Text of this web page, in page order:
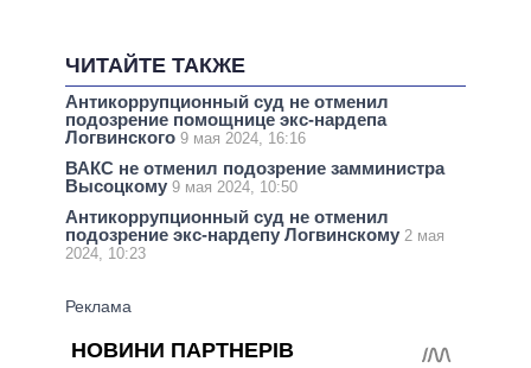
ЧИТАЙТЕ ТАКЖЕ
Антикоррупционный суд не отменил
подозрение помощнице экс-нардепа
Логвинского 9 мая 2024, 16:16
ВАКС не отменил подозрение замминистра
Высоцкому 9 мая 2024, 10:50
Антикоррупционный суд не отменил
подозрение экс-нардепу Логвинскому 2 мая
2024, 10:23